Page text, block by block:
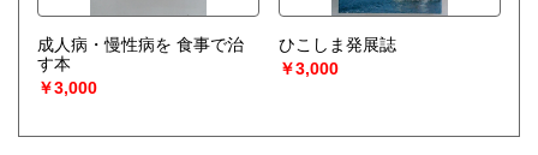
成人病・慢性病を 食事で治
す本
￥3,000
ひこしま発展誌
￥3,000